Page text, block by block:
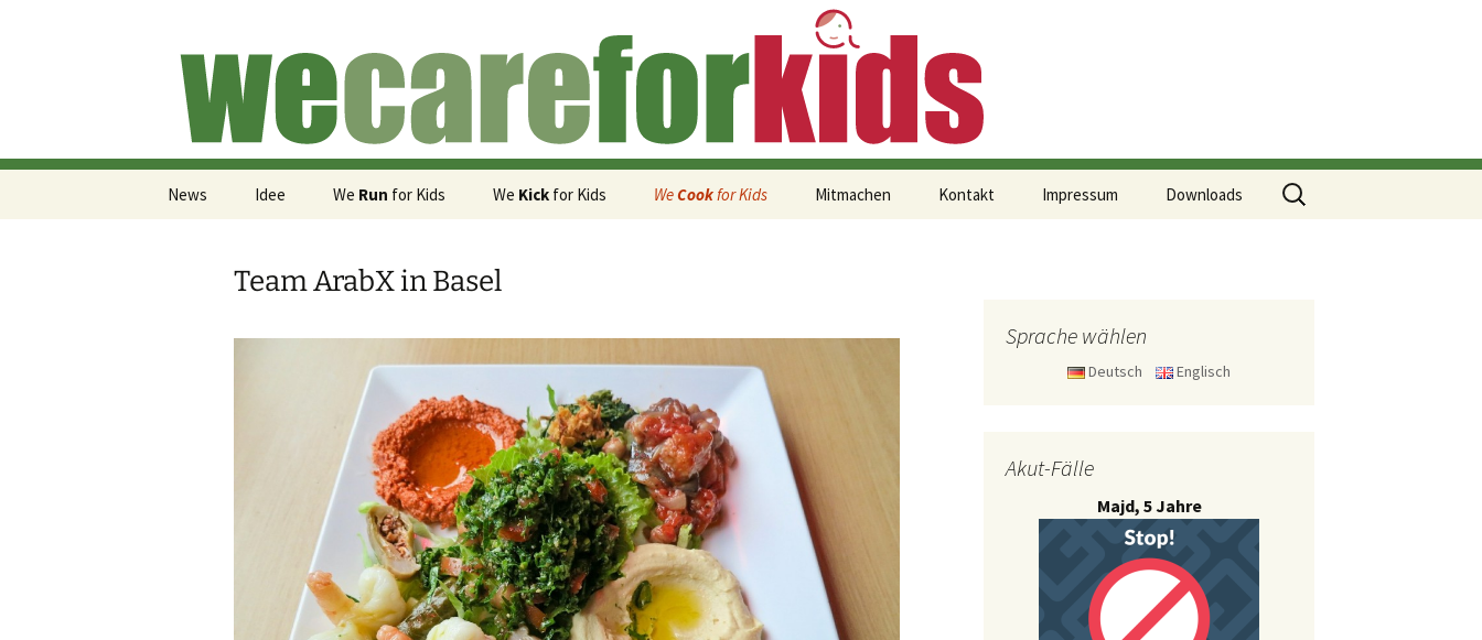
We Run for Kids (de)
News Idee We Run for Kids
Spenden
TU Berlin
We Kick for Kids WeCookfor Kids Mitmachen Kontakt Impressum Downloads
Search
for:
Team ArabX in Basel
Sprache wählen
Deutsch Englisch
Akut-Fälle
Majd, 5 Jahre